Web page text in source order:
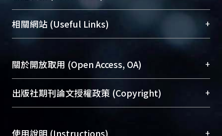
展現本校豐碩的研究成果及學術能量，圖書館整合
機構典藏（NTUR）與學術庫（AH）不同功能平
台，成為臺大學術典藏NTU scholars。期能整合研
究能量、促進交流合作、保存學術產出、推廣研究
成果。
To permanently archive and promote researcher
profiles and scholarly works, Library integrates the
services of “NTU Repository” with “Academic
總館學科館員(Main Library)
醫學圖書館學科館員(Medical Library)
(Social
Sciences Library)
相關網站 (Useful Links) +
關於開放取用 (Open Access, OA) +
開放取用是從使用者角度提升資訊取用性的社會運
動，應用在學術研究上是透過將研究著作公開供使
用逐年攀升。同時可加速研究發展、提升研究影響
出版社期刊論文授權政策 (Copyright) +
使用說明 (Instructions) +